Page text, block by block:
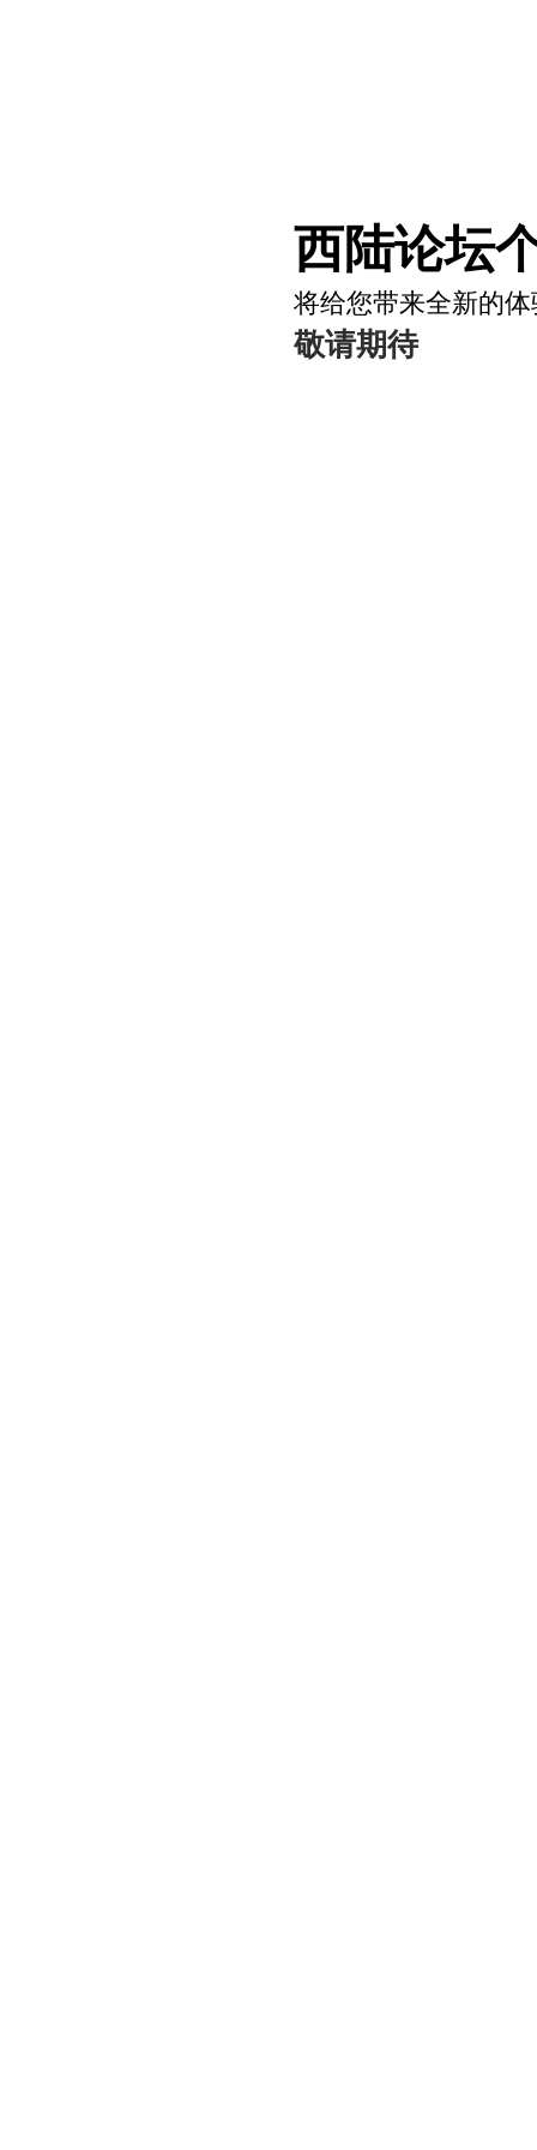
西陆论坛
将给您带来全新的体
敬请期待